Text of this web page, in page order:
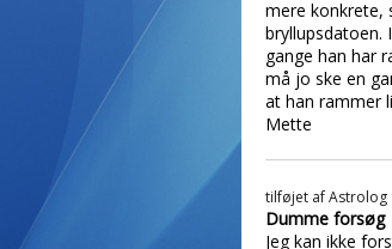
mere konkrete,
bryllupsdatoen.
gange han har
må jo ske en
at han rammer
Mette
tilføjet afAstrolog
Dumme forsøg
Jeg kan ikke